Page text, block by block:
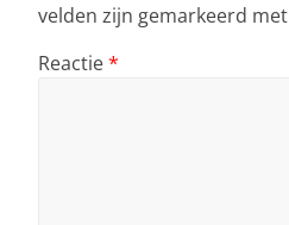
velden zijn gemarkeerd met
Reactie*